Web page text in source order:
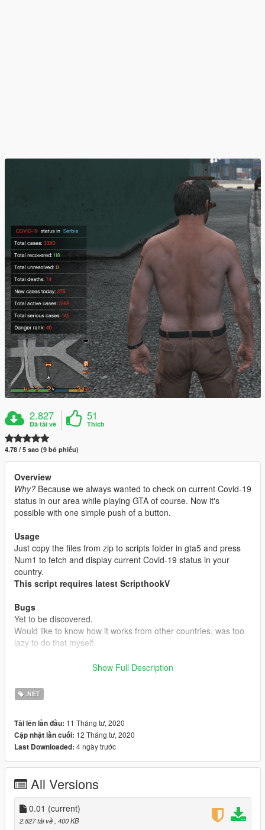
2.827
Đã tải về
51
Thích
4.78 / 5 sao (9 bỏ phiếu)
Overview
Why? Because we always wanted to check on current Covid-19
status in our area while playing GTA of course. Now it's
possible with one simple push of a button.
Usage
Just copy the files from zip to scripts folder in gta5 and press
Num1 to fetch and display current Covid-19 status in your
country.
This script requires latest ScripthookV
Bugs
Yet to be discovered.
Would like to know how it works from other countries, was too
lazy to do that myself.
Use this however you want and wash your hands often! Stay
Show Full Description
.NET
Tải lên lần đầu: 11 Tháng tư, 2020
Cập nhật lần cuối: 12 Tháng tư, 2020
Last Downloaded: 4 ngày trước
All Versions
0.01 (current)
2.827 tải về , 400 KB